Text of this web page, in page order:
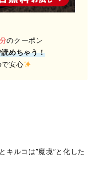
のクーポン
めちゃう！
安心
キルコは”魔境”と化した